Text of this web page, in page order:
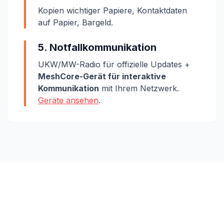
Kopien wichtiger Papiere, Kontaktdaten
auf Papier, Bargeld.
5. Notfallkommunikation
UKW/MW-Radio für offizielle Updates +
MeshCore-Gerät für interaktive
Kommunikation mit Ihrem Netzwerk.
Geräte ansehen.